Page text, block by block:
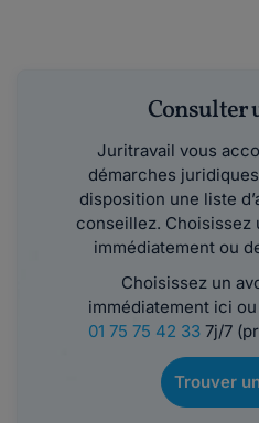
Consulter
Juritravail vous
démarches
disposition une liste
conseillez. Choisissez
immédiatement ou
Choisissez un
immédiatement ici
01 75 75 42 337j/7
Trouver